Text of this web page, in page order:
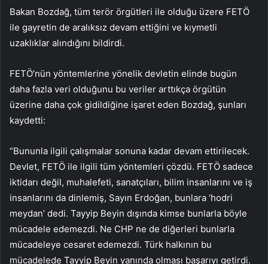
Bakan Bozdağ, tüm terör örgütleri ile olduğu üzere FETÖ
ile gayretin de aralıksız devam ettiğini ve kıymetli
uzaklıklar alındığını bildirdi.
FETÖ’nün yöntemlerine yönelik devletin elinde bugün
daha fazla veri olduğunu bu veriler arttıkça örgütün
üzerine daha çok gidildiğine işaret eden Bozdağ, şunları
kaydetti:
“Bununla ilgili çalışmalar sonuna kadar devam ettirilecek.
Devlet, FETÖ ile ilgili tüm yöntemleri çözdü. FETÖ sadece
iktidarı değil, muhalefeti, sanatçıları, bilim insanlarını ve iş
insanlarını da dinlemiş, Sayın Erdoğan, bunlara ‘hodri
meydan’ dedi. Tayyip Beyin dışında kimse bunlarla böyle
mücadele edemezdi. Ne CHP ne de diğerleri bunlarla
mücadeleye cesaret edemezdi. Türk halkının bu
mücadelede Tayyip Beyin yanında olması başarıyı getirdi.